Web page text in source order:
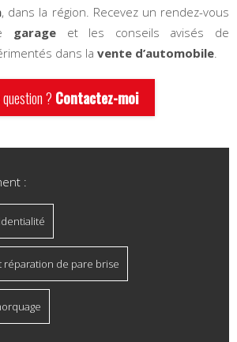
, dans la région. Recevez un rendez-vous
garageet les conseils avisés de
dans la vente d’automobile
? Contactez-moi
:
réparation de pare brise